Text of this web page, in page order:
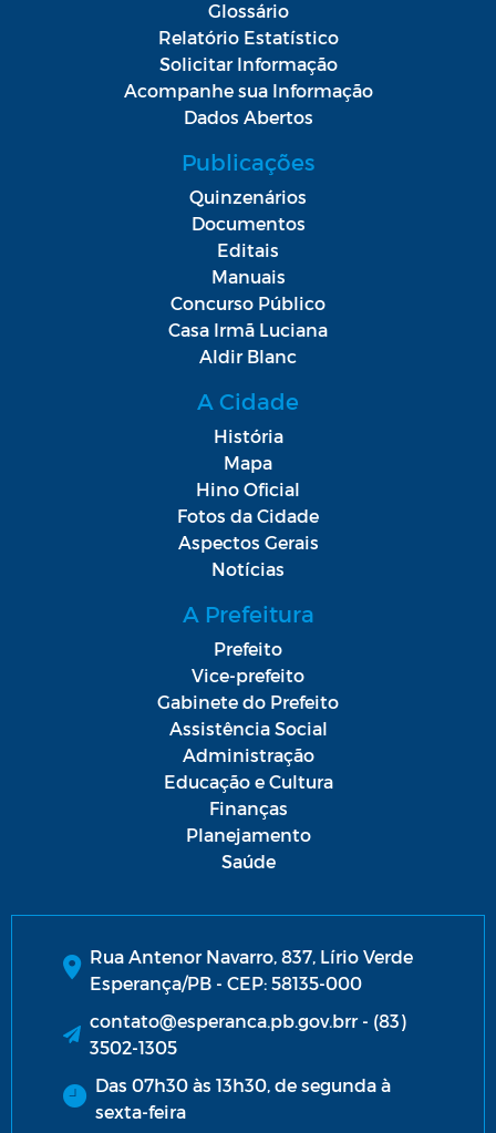
Glossário
Relatório Estatístico
Solicitar Informação
Acompanhe sua Informação
Dados Abertos
Publicações
Quinzenários
Documentos
Editais
Manuais
Concurso Público
Casa Irmã Luciana
Aldir Blanc
A Cidade
História
Mapa
Hino Oficial
Fotos da Cidade
Aspectos Gerais
Notícias
A Prefeitura
Prefeito
Vice-prefeito
Gabinete do Prefeito
Assistência Social
Administração
Educação e Cultura
Finanças
Planejamento
Saúde
Rua Antenor Navarro, 837, Lírio Verde
Esperança/PB - CEP: 58135-000
contato@esperanca.pb.gov.brr - (83)
3502-1305
Das 07h30 às 13h30, de segunda à
sexta-feira